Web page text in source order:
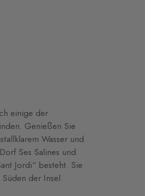
einige der
Genießen Sie
Wasser und
Ses Salines und
Jordi“ besteht. Sie
der Insel